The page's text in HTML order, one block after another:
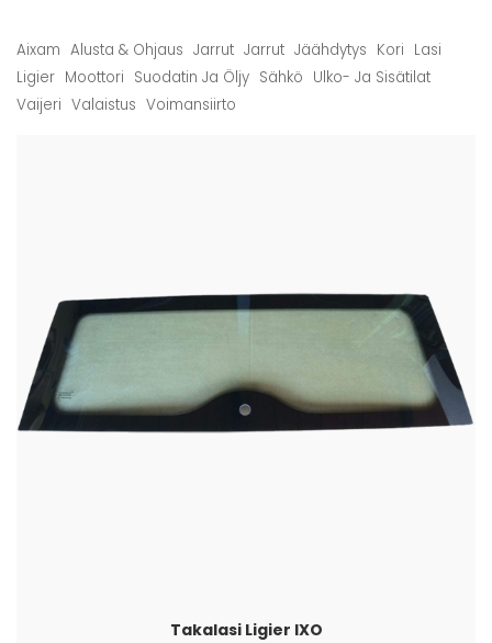
Aixam Alusta & Ohjaus Jarrut Jarrut Jäähdytys Kori Lasi
Ligier Moottori Suodatin Ja Öljy Sähkö Ulko- Ja Sisätilat
Vaijeri Valaistus Voimansiirto
Takalasi Ligier IXO